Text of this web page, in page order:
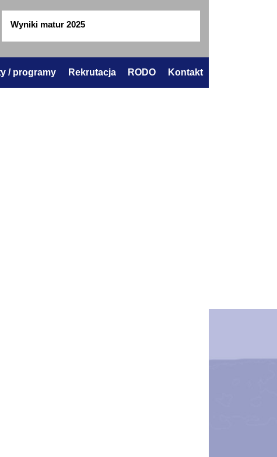
Wyniki matur 2025
/ programy Rekrutacja RODO Kontakt